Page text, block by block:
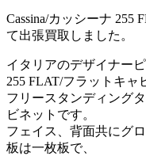
Cassina/カッシーナ 255
て出張買取しました。
イタリアのデザイナー
255 FLAT/フラットキャ
フリースタンディング
ビネットです。
フェイス、背面共にグ
板は一枚板で、